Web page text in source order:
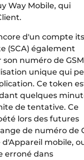
Way Mobile, qui
d'un compte
(SCA) également
numéro de
unique qui
Ce token
quelques
de tentative. Ce
lors des futures
de numéro de
mobile,
erroné dans